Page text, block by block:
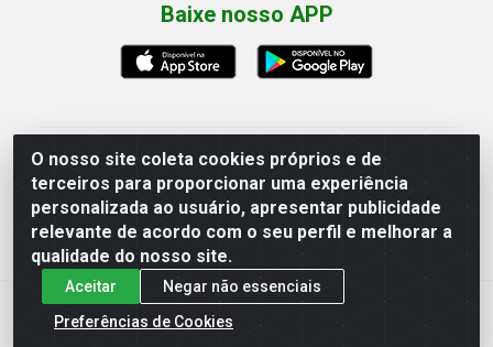
O nosso site coleta cookies próprios e de
terceiros para proporcionar uma experiência
personalizada ao usuário, apresentar publicidade
relevante de acordo com o seu perfil e melhorar a
qualidade do nosso site.
Aceitar
Negar não essenciais
Preferências de Cookies
Baixe nosso APP
Eletrofarias Materiais Eletricos - Av. Jorn. Assis
Chateaubriand, 2500 - Distrito Industrial, Campina
Grande/PB - CEP 58.410-062 - CNPJ 12.110.462/0001-
40